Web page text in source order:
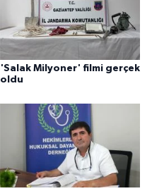
'Salak Milyoner' filmi gerçek
oldu